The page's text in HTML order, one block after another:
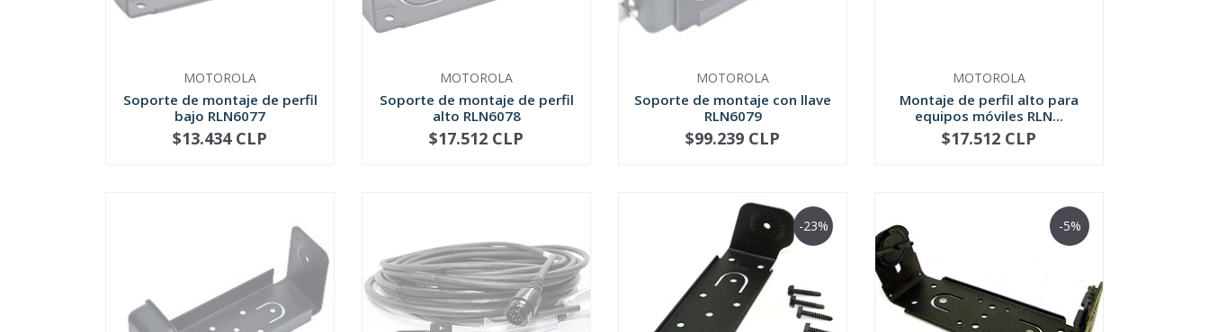
MOTOROLA
Soporte de montaje de perfil
bajo RLN6077
NO DISPONIBLE
$13.434 CLP
MOTOROLA
Soporte de montaje de perfil
alto RLN6078
NO DISPONIBLE
$17.512 CLP
MOTOROLA
Soporte de montaje con llave
RLN6079
NO DISPONIBLE
$99.239 CLP
MOTOROLA
Montaje de perfil alto para
equipos móviles RLN...
NO DISPONIBLE
$17.512 CLP
-23% -5%